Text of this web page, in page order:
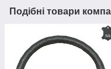
Подібні товари